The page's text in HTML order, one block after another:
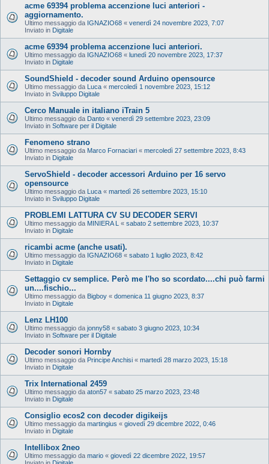
acme 69394 problema accenzione luci anteriori -
aggiornamento.
Ultimo messaggio da IGNAZIO68 « venerdì 24 novembre 2023, 7:07
Inviato in Digitale
acme 69394 problema accenzione luci anteriori.
Ultimo messaggio da IGNAZIO68 « lunedì 20 novembre 2023, 17:37
Inviato in Digitale
SoundShield - decoder sound Arduino opensource
Ultimo messaggio da Luca « mercoledì 1 novembre 2023, 15:12
Inviato in Sviluppo Digitale
Cerco Manuale in italiano iTrain 5
Ultimo messaggio da Danto « venerdì 29 settembre 2023, 23:09
Inviato in Software per il Digitale
Fenomeno strano
Ultimo messaggio da Marco Fornaciari « mercoledì 27 settembre 2023, 8:43
Inviato in Digitale
ServoShield - decoder accessori Arduino per 16 servo
opensource
Ultimo messaggio da Luca « martedì 26 settembre 2023, 15:10
Inviato in Sviluppo Digitale
PROBLEMI LATTURA CV SU DECODER SERVI
Ultimo messaggio da MINIERA L « sabato 2 settembre 2023, 10:37
Inviato in Digitale
ricambi acme (anche usati).
Ultimo messaggio da IGNAZIO68 « sabato 1 luglio 2023, 8:42
Inviato in Digitale
Settaggio cv semplice. Però me l'ho so scordato....chi può farmi
un....fischio...
Ultimo messaggio da Bigboy « domenica 11 giugno 2023, 8:37
Inviato in Digitale
Lenz LH100
Ultimo messaggio da jonny58 « sabato 3 giugno 2023, 10:34
Inviato in Software per il Digitale
Decoder sonori Hornby
Ultimo messaggio da Principe Anchisi « martedì 28 marzo 2023, 15:18
Inviato in Digitale
Trix International 2459
Ultimo messaggio da aton57 « sabato 25 marzo 2023, 23:48
Inviato in Digitale
Consiglio ecos2 con decoder digikeijs
Ultimo messaggio da martingius « giovedì 29 dicembre 2022, 0:46
Inviato in Digitale
Intellibox 2neo
Ultimo messaggio da mario « giovedì 22 dicembre 2022, 19:57
Inviato in Digitale